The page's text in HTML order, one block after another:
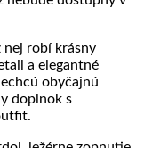
nej robí krásny
a elegantné
obyčajnú
doplnok s